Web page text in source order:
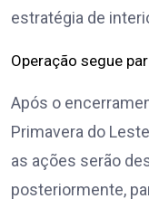
estratégia de
Operação segue
Após o
Primavera do
as ações serão
posteriormente,